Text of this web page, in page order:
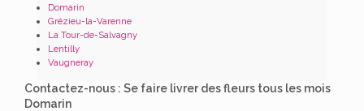
Domarin
Grézieu-la-Varenne
La Tour-de-Salvagny
Lentilly
Vaugneray
Contactez-nous : Se faire livrer des fleurs tous les mois
Domarin